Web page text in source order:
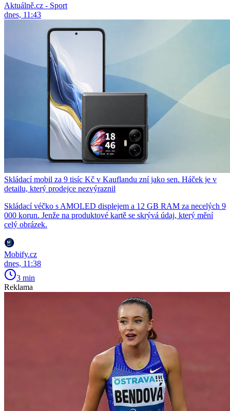
Aktuálně.cz - Sport
dnes, 11:43
Skládací mobil za 9 tisíc Kč v Kauflandu zní jako sen. Háček je v
detailu, který prodejce nezvýraznil
Skládací véčko s AMOLED displejem a 12 GB RAM za necelých 9
000 korun. Jenže na produktové kartě se skrývá údaj, který mění
celý obrázek.
Mobify.cz
dnes, 11:38
3 min
Reklama